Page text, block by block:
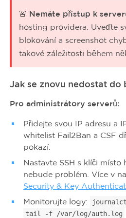
🚨 Nemáte přístup k
hosting providera. Uveďte
blokování a screenshot
takové záležitosti během
Jak se znovu nedostat do
Pro administrátory serverů:
Přidejte svou IP adresu a
whitelist Fail2Ban a CSF
pokazí.
Nastavte SSH s klíči místo
nebude problém. Více v
Security & Key
Monitorujte logy:
tail -f /var/log/auth.log